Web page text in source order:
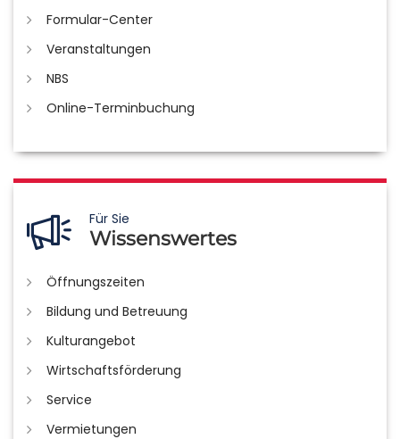
Formular-Center
Veranstaltungen
NBS
Online-Terminbuchung
Für Sie
Wissenswertes
Öffnungszeiten
Bildung und Betreuung
Kulturangebot
Wirtschaftsförderung
Service
Vermietungen